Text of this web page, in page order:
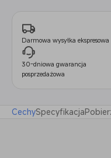
Darmowa wysyłka ekspresowa
30-dniowa gwarancja
posprzedażowa
CechySpecyfikacja